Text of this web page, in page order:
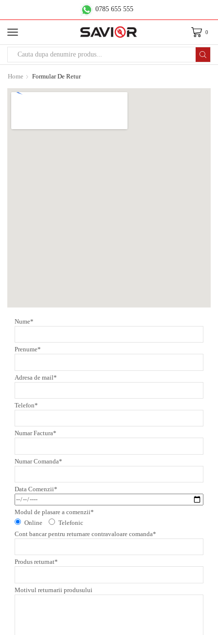
0785 655 555
0
Home Formular De Retur
Nume*
Prenume*
Adresa de mail*
Telefon*
Numar Factura*
Numar Comanda*
Data Comenzii*
Modul de plasare a comenzii*
Online
Telefonic
Cont bancar pentru returnare contravaloare comanda*
Produs returnat*
Motivul returnarii produsului